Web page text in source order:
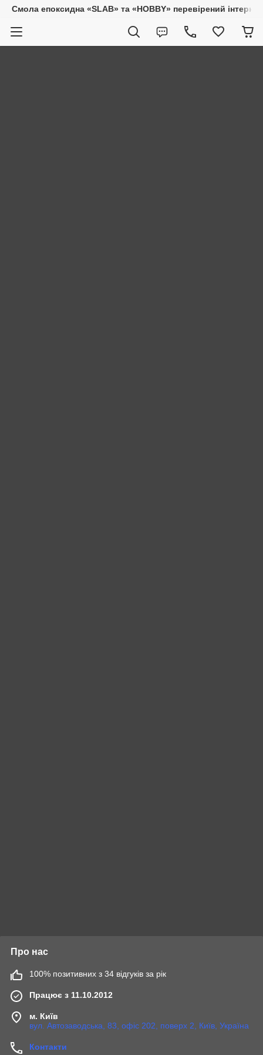
Смола епоксидна «SLAB» та «HOBBY» перевірений
Про нас
100% позитивних з 34 відгуків за рік
Працює з 11.10.2012
м. Київ
вул. Автозаводська, 83, офіс 202, поверх 2, Київ, Україна
Контакти